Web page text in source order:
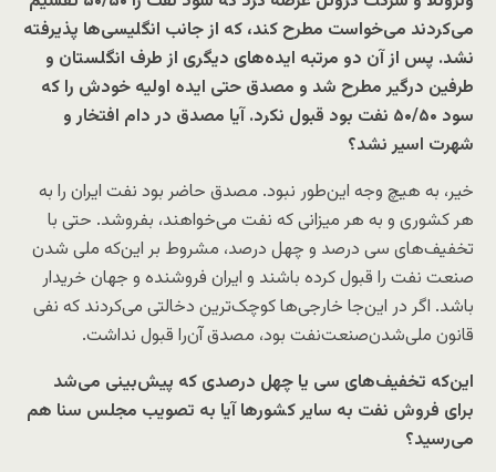
می‌کردند می‌خواست مطرح کند، که از جانب انگلیسی‌ها پذیرفته
نشد. پس از آن دو مرتبه ایده‌های دیگری از طرف انگلستان و
طرفین درگیر مطرح شد و مصدق حتی ایده اولیه خودش را که
سود ۵۰/۵۰ نفت بود قبول نکرد. آیا مصدق در دام افتخار و
شهرت اسیر نشد؟
خیر، به هیچ وجه این‌طور نبود. مصدق حاضر بود نفت ایران را به
هر کشوری و به هر میزانی که نفت می‌خواهند، بفروشد. حتی با
تخفیف‌های سی درصد و چهل درصد، مشروط بر این‌که ملی شدن
صنعت نفت را قبول کرده باشند و ایران فروشنده و جهان خریدار
باشد. اگر در این‌جا خارجی‌ها کوچک‌ترین دخالتی می‌کردند که نفی
قانون ملی‌شدن‌صنعت‌نفت بود، مصدق آن‌را قبول نداشت.
این‌که تخفیف‌های سی یا چهل درصدی‌ که پیش‌بینی می‌شد
برای فروش نفت به سایر کشورها آیا به تصویب مجلس سنا هم
می‌رسید؟